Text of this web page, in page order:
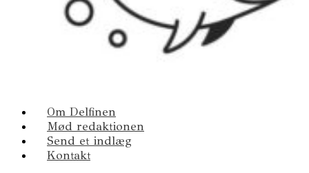
Om Delfinen
Mød redaktionen
Send et indlæg
Kontakt